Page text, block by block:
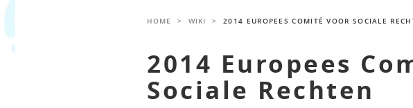
HOME > WIKI > 2014 EUROPEES COMITÉ VOOR SOCIALE
2014 Europees
Sociale Rechten